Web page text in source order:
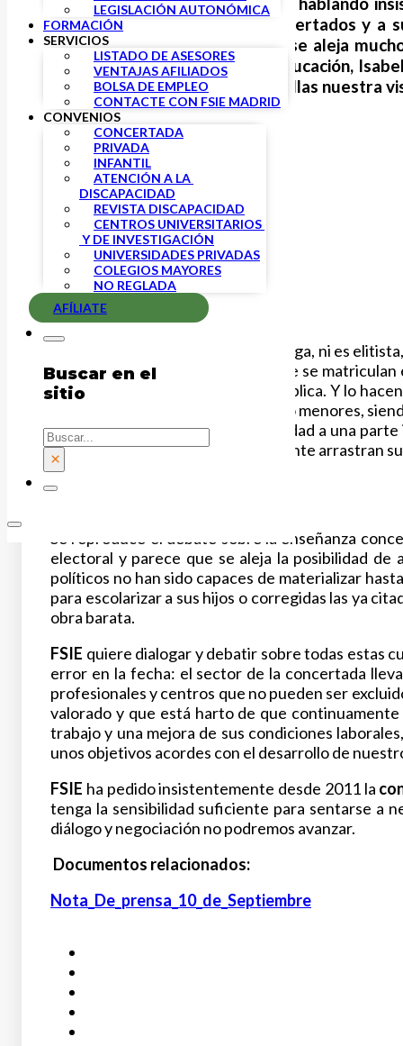
LEGISLACIÓN AUTONÓMICA
FORMACIÓN
SERVICIOS
LISTADO DE ASESORES
VENTAJAS AFILIADOS
BOLSA DE EMPLEO
CONTACTE CON FSIE MADRID
CONVENIOS
CONCERTADA
PRIVADA
INFANTIL
ATENCIÓN A LA
DISCAPACIDAD
REVISTA DISCAPACIDAD
CENTROS UNIVERSITARIOS
Y DE INVESTIGACIÓN
UNIVERSIDADES PRIVADAS
COLEGIOS MAYORES
NO REGLADA
AFÍLIATE
Buscar en el
sitio
Buscar
×
atribuyendo a los centros concertados y a
forma injusta una imagen que se aleja
realizadas por la Ministra de Educación,
la ocasión de contraponer con ellas nuestra
La enseñanza concertada no segrega, ni es
ilusión de ayudar a los alumnos que se
inspección de la administración pública. Y lo
percibiendo por ello salarios mucho menores,
pues se da un gran servicio de calidad a una
déficit económico que históricamente arrastran
se incluya.
Se reproduce el debate sobre la enseñanza
electoral y parece que se aleja la posibilidad de
políticos no han sido capaces de materializar
para escolarizar a sus hijos o corregidas las ya
obra barata.
FSIE quiere dialogar y debatir sobre todas estas
error en la fecha: el sector de la concertada
profesionales y centros que no pueden ser
valorado y que está harto de que
trabajo y una mejora de sus condiciones
unos objetivos acordes con el desarrollo de
FSIE ha pedido insistentemente desde 2011 la
tenga la sensibilidad suficiente para sentarse a
diálogo y negociación no podremos avanzar.
Documentos relacionados:
Nota_De_prensa_10_de_Septiembre